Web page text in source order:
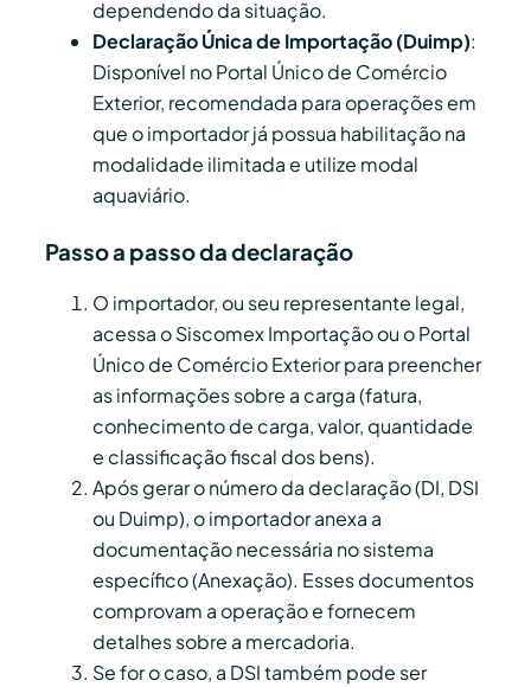
dependendo da situação.
Declaração Única de Importação (Duimp):
Disponível no Portal Único de Comércio
Exterior, recomendada para operações em
que o importador já possua habilitação na
modalidade ilimitada e utilize modal
aquaviário.
Passo a passo da declaração
O importador, ou seu representante legal,
acessa o Siscomex Importação ou o Portal
Único de Comércio Exterior para preencher
as informações sobre a carga (fatura,
conhecimento de carga, valor, quantidade
e classificação fiscal dos bens).
Após gerar o número da declaração (DI, DSI
ou Duimp), o importador anexa a
documentação necessária no sistema
específico (Anexação). Esses documentos
comprovam a operação e fornecem
detalhes sobre a mercadoria.
Se for o caso, a DSI também pode ser